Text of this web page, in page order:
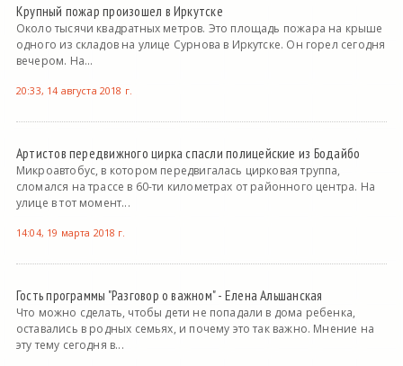
Крупный пожар произошел в Иркутске
Около тысячи квадратных метров. Это площадь пожара на крыше
одного из складов на улице Сурнова в Иркутске. Он горел сегодня
вечером. На...
20:33, 14 августа 2018 г.
Артистов передвижного цирка спасли полицейские из Бодайбо
Микроавтобус, в котором передвигалась цирковая труппа,
сломался на трассе в 60-ти километрах от районного центра. На
улице в тот момент...
14:04, 19 марта 2018 г.
Гость программы "Разговор о важном" - Елена Альшанская
Что можно сделать, чтобы дети не попадали в дома ребенка,
оставались в родных семьях, и почему это так важно. Мнение на
эту тему сегодня в...